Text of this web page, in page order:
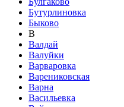
Бутурлиновка
Быково
В
Валдай
Валуйки
Варваровка
Варениковская
Варна
Васильевка